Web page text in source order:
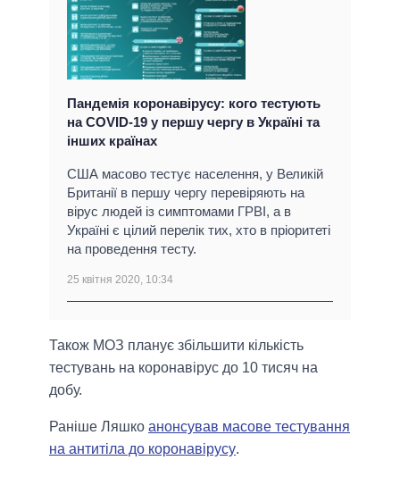
Пандемія коронавірусу: кого тестують
на COVID-19 у першу чергу в Україні та
інших країнах
США масово тестує населення, у Великій
Британії в першу чергу перевіряють на
вірус людей із симптомами ГРВІ, а в
Україні є цілий перелік тих, хто в пріоритеті
на проведення тесту.
25 квітня 2020, 10:34
Також МОЗ планує збільшити кількість
тестувань на коронавірус до 10 тисяч на
добу.
Раніше Ляшко анонсував масове тестування
на антитіла до коронавірусу.